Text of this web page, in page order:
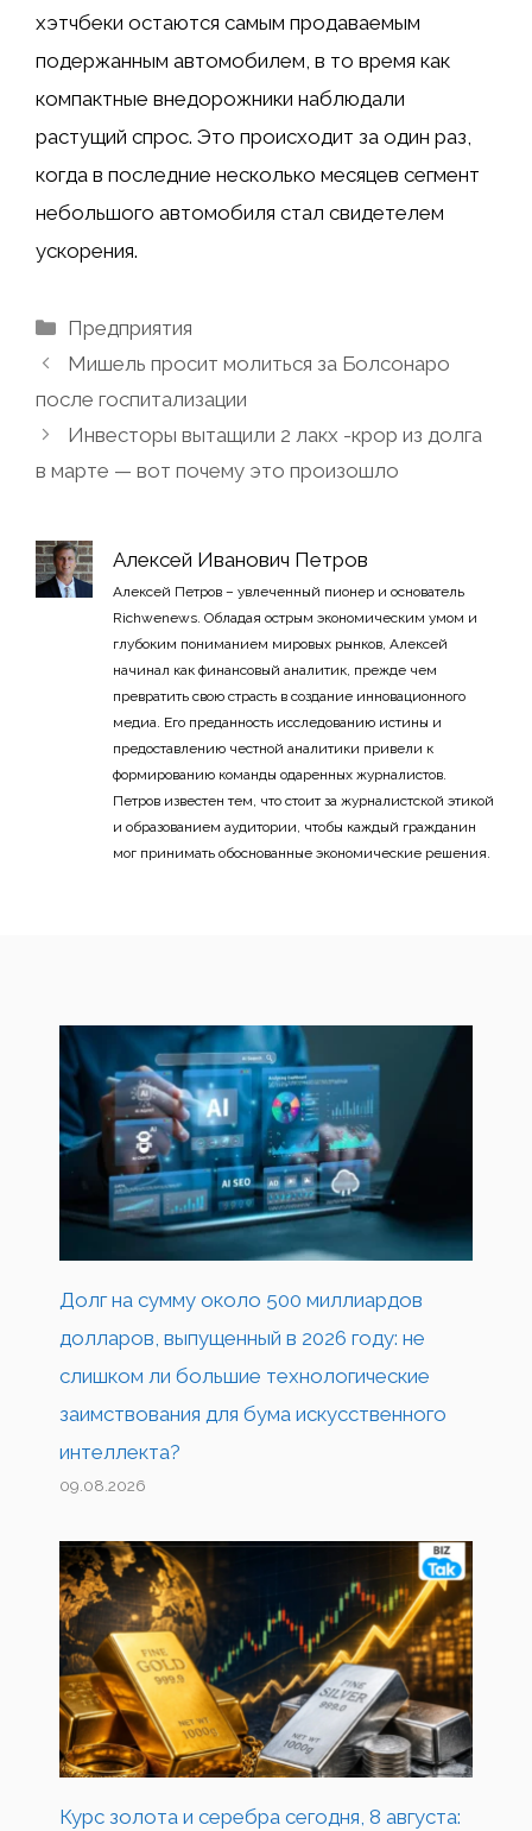
хэтчбеки остаются самым продаваемым
подержанным автомобилем, в то время как
компактные внедорожники наблюдали
растущий спрос. Это происходит за один раз,
когда в последние несколько месяцев сегмент
небольшого автомобиля стал свидетелем
ускорения.
Рубрики
Предприятия
Мишель просит молиться за Болсонаро
после госпитализации
Инвесторы вытащили 2 лакх -крор из долга
в марте — вот почему это произошло
Алексей Иванович Петров
Алексей Петров – увлеченный пионер и основатель
Richwenews. Обладая острым экономическим умом и
глубоким пониманием мировых рынков, Алексей
начинал как финансовый аналитик, прежде чем
превратить свою страсть в создание инновационного
медиа. Его преданность исследованию истины и
предоставлению честной аналитики привели к
формированию команды одаренных журналистов.
Петров известен тем, что стоит за журналистской этикой
и образованием аудитории, чтобы каждый гражданин
мог принимать обоснованные экономические решения.
Долг на сумму около 500 миллиардов
долларов, выпущенный в 2026 году: не
слишком ли большие технологические
заимствования для бума искусственного
интеллекта?
09.08.2026
Курс золота и серебра сегодня, 8 августа: